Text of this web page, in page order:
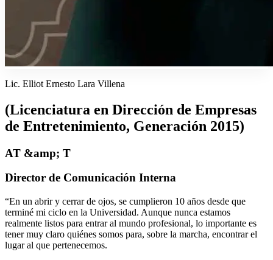
Lic. Elliot Ernesto Lara Villena
(Licenciatura en Dirección de Empresas
de Entretenimiento, Generación 2015)
AT &amp; T
Director de Comunicación Interna
“En un abrir y cerrar de ojos, se cumplieron 10 años desde que
terminé mi ciclo en la Universidad. Aunque nunca estamos
realmente listos para entrar al mundo profesional, lo importante es
tener muy claro quiénes somos para, sobre la marcha, encontrar el
lugar al que pertenecemos.